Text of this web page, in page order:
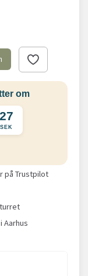
om
27
SEK
på Trustpilot
Aarhus